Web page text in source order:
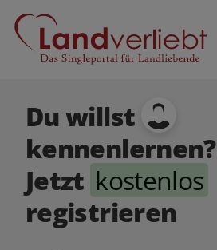
Du willst
kennenlernen?
Jetzt kostenlos
registrieren